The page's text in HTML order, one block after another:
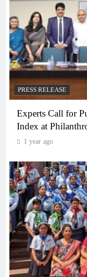
PRESS RELEASE
Experts Call for
Index at
1 year ago